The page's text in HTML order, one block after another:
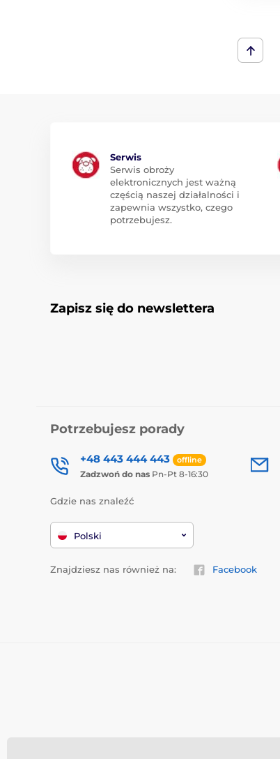
Serwis
Serwis obroży
elektronicznych jest ważną
częścią naszej działalności i
zapewnia wszystko, czego
potrzebujesz.
Zapisz się do newslettera
Potrzebujesz porady
+48 443 444 443 offline
Zadzwoń do nas Pn-Pt 8-16:30
Gdzie nas znaleźć
Polski
Znajdziesz nas również na: Facebook